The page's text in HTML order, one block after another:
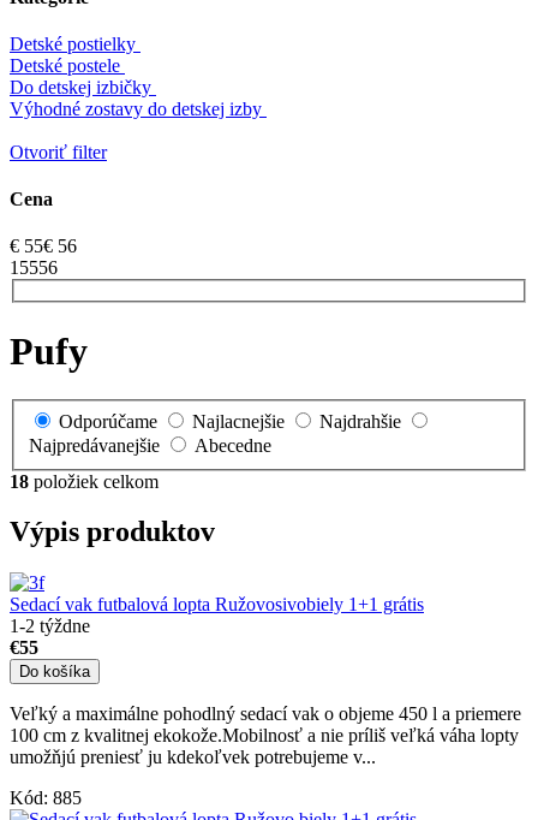
Detské postielky
Detské postele
Do detskej izbičky
Výhodné zostavy do detskej izby
Otvoriť filter
Cena
€ 55€ 56
15556
Pufy
Odporúčame Najlacnejšie
Najdrahšie
Najpredávanejšie
Abecedne
18 položiek celkom
Výpis produktov
Sedací vak futbalová lopta Ružovosivobiely 1+1 grátis
1-2 týždne
€55
Do košíka
Veľký a maximálne pohodlný sedací vak o objeme 450 l a priemere
100 cm z kvalitnej ekokože.Mobilnosť a nie príliš veľká váha lopty
umožňjú preniesť ju kdekoľvek potrebujeme v...
Kód: 885